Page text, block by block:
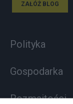
ZAŁÓŻ BLOG
Polityka
Gospodarka
Rozmaitości